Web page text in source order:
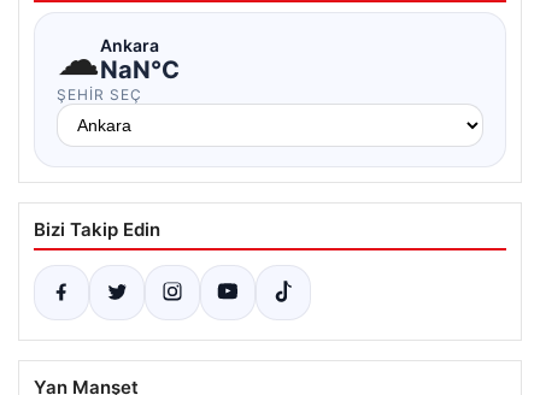
☁Ankara
NaN°C
ŞEHIR SEÇ
Bizi Takip Edin
Yan Manşet